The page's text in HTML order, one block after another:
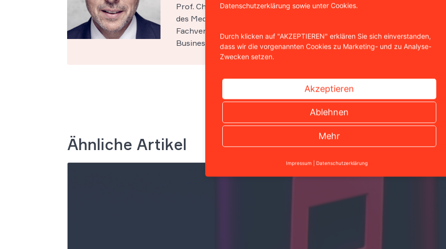
Prof. Christian Solmecke ist Partner der Kanzlei WBS.LEGAL und
des Medien- und des Internetrechts tätig. Darüber hinaus ist er Autor
Fachveröffentlichungen in diesen Bereichen und lehrt als
Business School in Köln.
Ähnliche Artikel
Datenschutzerklärung sowie unter Cookies.
Durch klicken auf "AKZEPTIEREN" erklären Sie sich einverstanden,
dass wir die vorgenannten Cookies zu Marketing- und zu Analyse-
Zwecken setzen.
Akzeptieren
Ablehnen
Mehr
Impressum Datenschutzerklärung